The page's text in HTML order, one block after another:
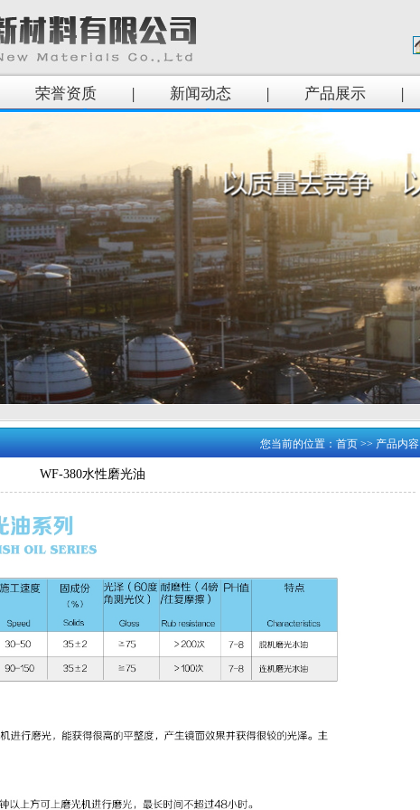
荣誉资质 | 新闻动态 | 产品展示 |
您当前的位置：首页>>产品内容
WF-380水性磨光油